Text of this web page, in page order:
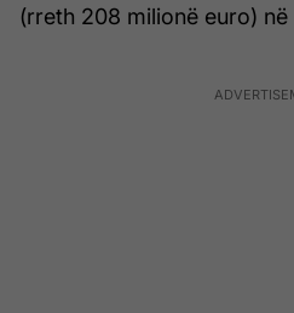
(rreth 208 milionë euro)